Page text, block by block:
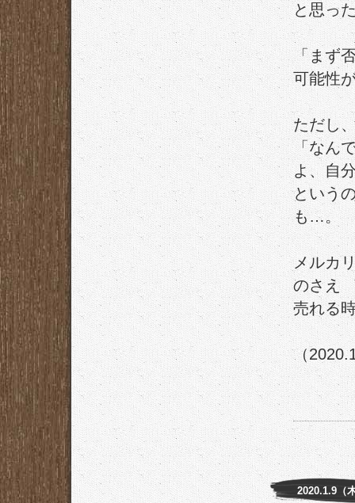
と思っ
「まず
可能性
ただし
「なん
よ、自
という
も…。
メルカ
のさえ
売れる
（
2020.1.9（